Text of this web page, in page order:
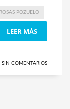
POZUELO
LEER MÁS
SIN COMENTARIOS